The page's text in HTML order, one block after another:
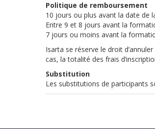
Politique de remboursement
10 jours ou plus avant la date
Entre 9 et 8 jours avant la
7 jours ou moins avant la
Isarta se réserve le droit
cas, la totalité des frais
Substitution
Les substitutions de participants